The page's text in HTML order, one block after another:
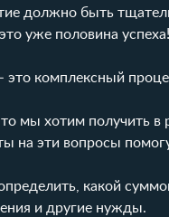
должно быть
уже половина успеха!
это комплексный
мы хотим получить в
на эти вопросы
какой
и другие нужды.